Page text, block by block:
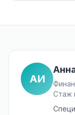
АИ
Стаж